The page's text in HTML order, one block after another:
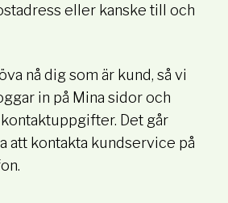
eller kanske till och
nå dig som är kund, så vi
in på Mina sidor och
Det går
att kontakta kundservice på